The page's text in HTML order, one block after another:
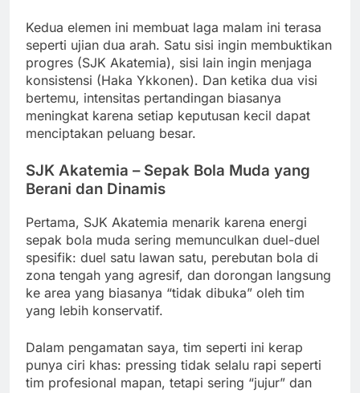
Kedua elemen ini membuat laga malam ini terasa
seperti ujian dua arah. Satu sisi ingin membuktikan
progres (SJK Akatemia), sisi lain ingin menjaga
konsistensi (Haka Ykkonen). Dan ketika dua visi
bertemu, intensitas pertandingan biasanya
meningkat karena setiap keputusan kecil dapat
menciptakan peluang besar.
SJK Akatemia – Sepak Bola Muda yang
Berani dan Dinamis
Pertama, SJK Akatemia menarik karena energi
sepak bola muda sering memunculkan duel-duel
spesifik: duel satu lawan satu, perebutan bola di
zona tengah yang agresif, dan dorongan langsung
ke area yang biasanya “tidak dibuka” oleh tim
yang lebih konservatif.
Dalam pengamatan saya, tim seperti ini kerap
punya ciri khas: pressing tidak selalu rapi seperti
tim profesional mapan, tetapi sering “jujur” dan